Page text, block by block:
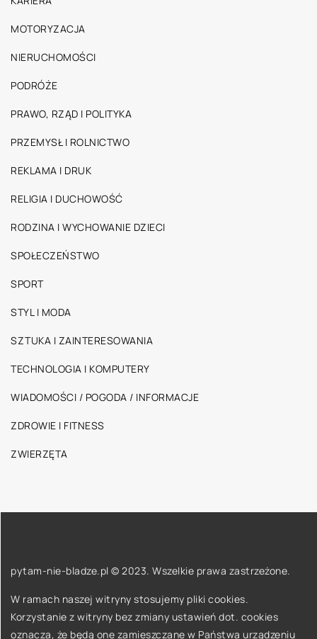
MOTORYZACJA
NIERUCHOMOŚCI
PODRÓŻE
PRAWO, RZĄD I POLITYKA
PRZEMYSŁ I ROLNICTWO
REKLAMA I DRUK
RELIGIA I DUCHOWOŚĆ
RODZINA I WYCHOWANIE DZIECI
SPOŁECZEŃSTWO
SPORT
STYL I MODA
SZTUKA I ZAINTERESOWANIA
TECHNOLOGIA I KOMPUTERY
WIADOMOŚCI / POGODA / INFORMACJE
ZDROWIE I FITNESS
ZWIERZĘTA
pytam-nie-bladze.pl © 2023. Wszelkie prawa zastrzeżone.
W ramach naszej witryny stosujemy pliki cookies.
Korzystanie z witryny bez zmiany ustawień dot. cookies
oznacza, że będą one zamieszczane w Państwa urządzeniu